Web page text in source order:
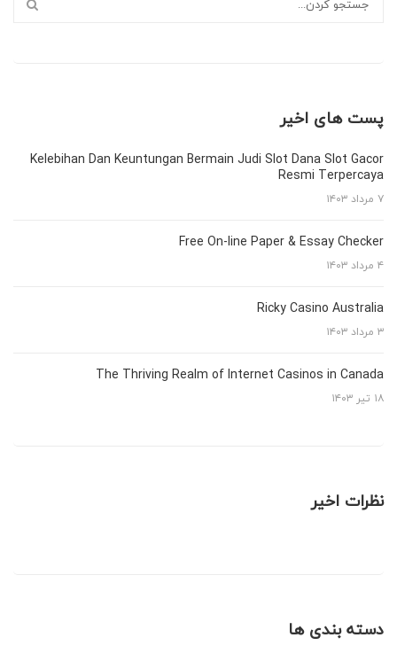
پست های اخیر
Kelebihan Dan Keuntungan Bermain Judi Slot Dana Slot Gacor
Resmi Terpercaya
۷ مرداد ۱۴۰۳
Free On-line Paper & Essay Checker
۴ مرداد ۱۴۰۳
Ricky Casino Australia
۳ مرداد ۱۴۰۳
The Thriving Realm of Internet Casinos in Canada
۱۸ تیر ۱۴۰۳
نظرات اخیر
دسته بندی ها